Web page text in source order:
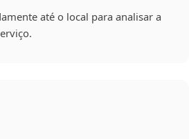
até o local para analisar a